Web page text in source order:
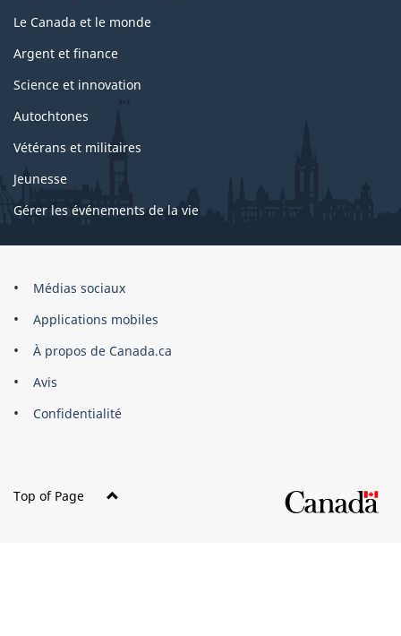
Le Canada et le monde
Argent et finance
Science et innovation
Autochtones
Vétérans et militaires
Jeunesse
Gérer les événements de la vie
Organisation
gouvernement
du
Canada
Médias sociaux
Applications mobiles
À propos de Canada.ca
Avis
Confidentialité
Top of Page